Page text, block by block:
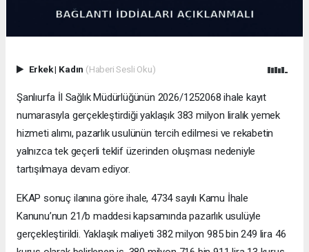
Erkek| Kadın (Haberi Sesli Oku)
Şanlıurfa İl Sağlık Müdürlüğünün 2026/1252068 ihale kayıt
numarasıyla gerçekleştirdiği yaklaşık 383 milyon liralık yemek
hizmeti alımı, pazarlık usulünün tercih edilmesi ve rekabetin
yalnızca tek geçerli teklif üzerinden oluşması nedeniyle
tartışılmaya devam ediyor.
EKAP sonuç ilanına göre ihale, 4734 sayılı Kamu İhale
Kanunu’nun 21/b maddesi kapsamında pazarlık usulüyle
gerçekleştirildi. Yaklaşık maliyeti 382 milyon 985 bin 249 lira 46